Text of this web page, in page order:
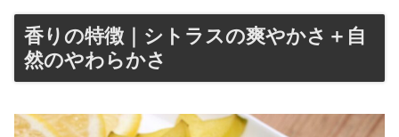
香りの特徴｜シトラスの爽やかさ＋自
然のやわらかさ